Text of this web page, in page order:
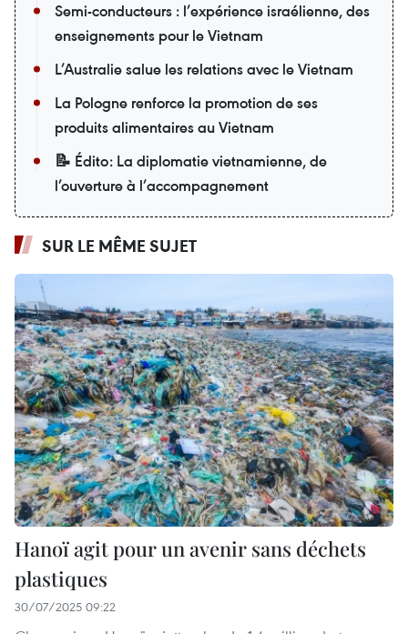
Semi-conducteurs : l’expérience israélienne, des
enseignements pour le Vietnam
L’Australie salue les relations avec le Vietnam
La Pologne renforce la promotion de ses
produits alimentaires au Vietnam
📝 Édito: La diplomatie vietnamienne, de
l’ouverture à l’accompagnement
SUR LE MÊME SUJET
Hanoï agit pour un avenir sans déchets
plastiques
30/07/2025 09:22